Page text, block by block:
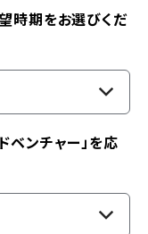
時期をお選びくだ
ベンチャー」を応